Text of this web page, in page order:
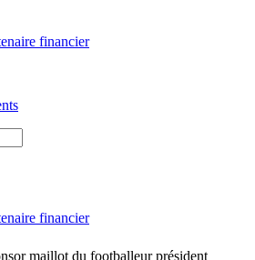
maillot du footballeur président